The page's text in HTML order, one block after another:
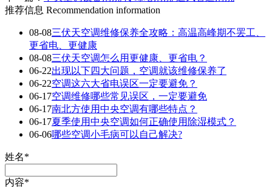
推荐信息 Recommendation information
08-08三伏天空调维修保养全攻略：高温高峰期不罢工、
更省电、更健康
08-08三伏天空调怎么用更健康、更省电？
06-22出现以下四大问题，空调就该维修保养了
06-22空调这六大省电误区一定要避免？
06-17空调维修哪些常见误区，一定要避免
06-17南北方使用中央空调有哪些特点？
06-17夏季使用中央空调如何正确使用除湿模式？
06-06哪些空调小毛病可以自己解决?
姓名*
内容*